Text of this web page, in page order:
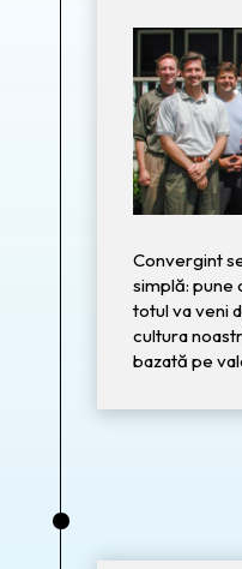
Convergint
simplă: pune
totul va veni
cultura
bazată pe
•